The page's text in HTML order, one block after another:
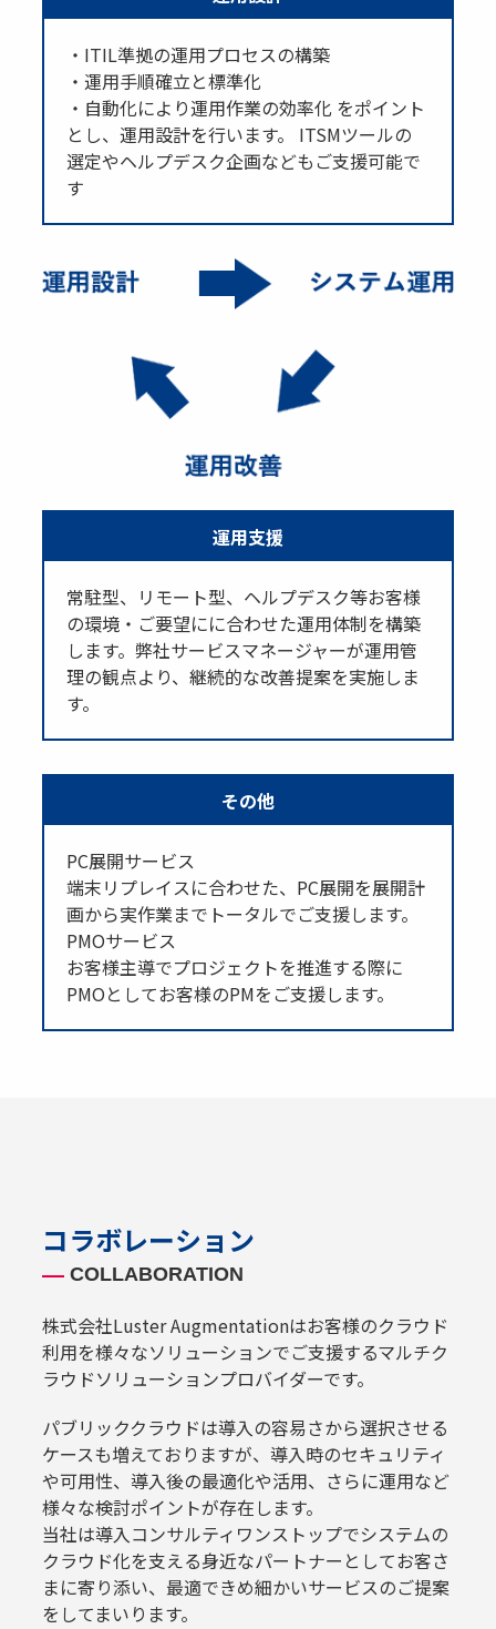
・ITIL準拠の運用プロセスの構築
・運用手順確立と標準化
・自動化により運用作業の効率化 をポイント
とし、運用設計を行います。 ITSMツールの
選定やヘルプデスク企画などもご支援可能で
す
運用支援
常駐型、リモート型、ヘルプデスク等お客様
の環境・ご要望にに合わせた運用体制を構築
します。弊社サービスマネージャーが運用管
理の観点より、継続的な改善提案を実施しま
す。
その他
PC展開サービス
端末リプレイスに合わせた、PC展開を展開計
画から実作業までトータルでご支援します。
PMOサービス
お客様主導でプロジェクトを推進する際に
PMOとしてお客様のPMをご支援します。
コラボレーション
COLLABORATION
株式会社Luster Augmentationはお客様のクラウド
利用を様々なソリューションでご支援するマルチク
ラウドソリューションプロバイダーです。
パブリッククラウドは導入の容易さから選択させる
ケースも増えておりますが、導入時のセキュリティ
や可用性、導入後の最適化や活用、さらに運用など
様々な検討ポイントが存在します。
当社は導入コンサルティワンストップでシステムの
クラウド化を支える身近なパートナーとしてお客さ
まに寄り添い、最適できめ細かいサービスのご提案
をしてまいります。